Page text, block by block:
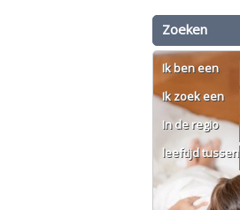
Zoeken
Ik ben een
Ik zoek een
In de regio
leeftijd tussen